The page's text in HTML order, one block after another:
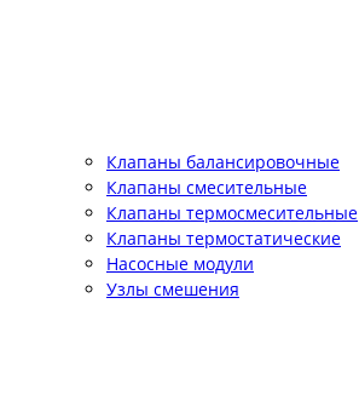
Клапаны балансировочные
Клапаны смесительные
Клапаны термосмесительные
Клапаны термостатические
Насосные модули
Узлы смешения